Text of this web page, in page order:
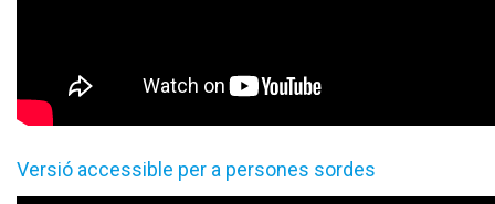
Versió accessible per a persones sordes